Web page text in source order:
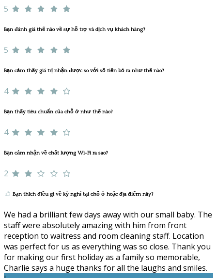
5
Bạn đánh giá thế nào về sự hỗ trợ và dịch vụ khách hàng?
5
Bạn cảm thấy giá trị nhận được so với số tiền bỏ ra như thế nào?
4
Bạn thấy tiêu chuẩn của chỗ ở như thế nào?
4
Bạn cảm nhận về chất lượng Wi-Fi ra sao?
2
Bạn thích điều gì về kỳ nghỉ tại chỗ ở hoặc địa điểm này?
We had a brilliant few days away with our small baby. The
staff were absolutely amazing with him from front
reception to waitress and room cleaning staff. Location
was perfect for us as everything was so close. Thank you
for making our first holiday as a family so memorable,
Charlie says a huge thanks for all the laughs and smiles.